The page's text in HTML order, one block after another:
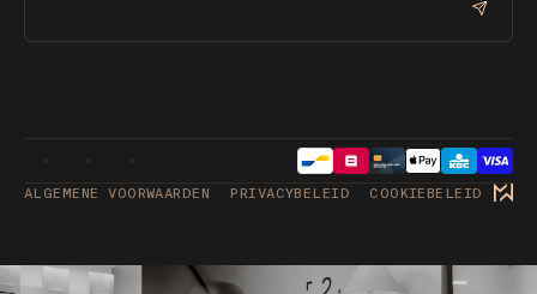
ALGEMENE VOORWAARDEN PRIVACYBELEID COOKIEBELEID